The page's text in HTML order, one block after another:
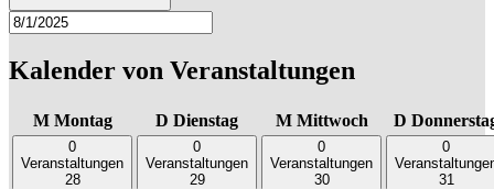
Kalender von Veranstaltungen
M Montag D Dienstag M Mittwoch D
0
Veranstaltungen
28
0
Veranstaltungen
29
0
Veranstaltungen
30
0
31